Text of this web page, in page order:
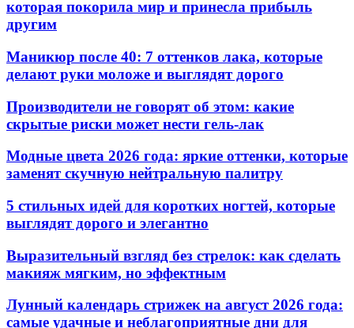
которая покорила мир и принесла прибыль
другим
Маникюр после 40: 7 оттенков лака, которые
делают руки моложе и выглядят дорого
Производители не говорят об этом: какие
скрытые риски может нести гель-лак
Модные цвета 2026 года: яркие оттенки, которые
заменят скучную нейтральную палитру
5 стильных идей для коротких ногтей, которые
выглядят дорого и элегантно
Выразительный взгляд без стрелок: как сделать
макияж мягким, но эффектным
Лунный календарь стрижек на август 2026 года:
самые удачные и неблагоприятные дни для